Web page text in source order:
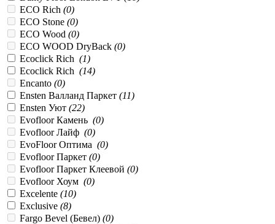
ECO Rich (0)
ECO Stone (0)
ECO Wood (0)
ECO WOOD DryBack (0)
Ecoclick Rich (1)
Ecoclick Rich (14)
Encanto (0)
Ensten Валланд Паркет (11)
Ensten Уют (22)
Evofloor Камень (0)
Evofloor Лайф (0)
EvoFloor Оптима (0)
Evofloor Паркет (0)
Evofloor Паркет Клеевой (0)
Evofloor Хоум (0)
Excelente (10)
Exclusive (8)
Fargo Bevel (Бевел) (0)